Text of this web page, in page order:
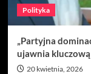
Polityka
„Partyjna
ujawnia kluczową
20 kwietnia, 2026